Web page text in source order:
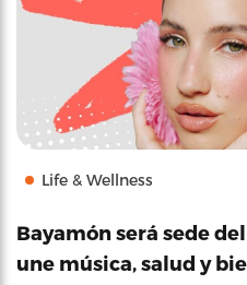
Life & Wellness
Bayamón será sede
une música, salud y